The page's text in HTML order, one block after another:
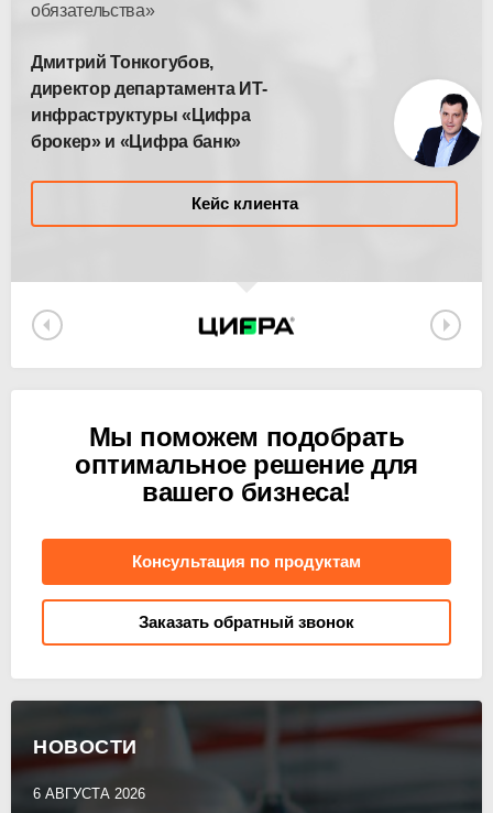
обязательства»
Дмитрий Тонкогубов,
директор департамента ИТ-
инфраструктуры «Цифра
брокер» и «Цифра банк»
Кейс клиента
Мы поможем подобрать
оптимальное решение для
вашего бизнеса!
Консультация по продуктам
Заказать обратный звонок
НОВОСТИ
6 АВГУСТА 2026